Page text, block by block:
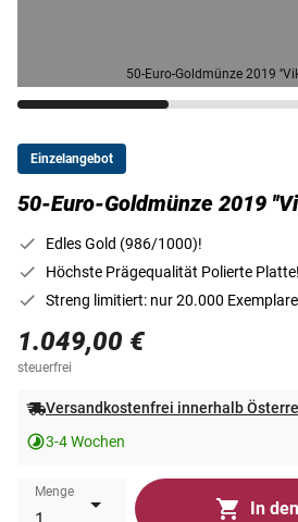
50-Euro-Goldmünze 2019
Einzelangebot
50-Euro-Goldmünze 2019
Edles Gold (986/1000)!
Höchste Prägequalität Polierte Platte!
Streng limitiert: nur 20.000
1.049,00 €
steuerfrei
Versandkostenfrei innerhalb
3-4 Wochen
Menge
In